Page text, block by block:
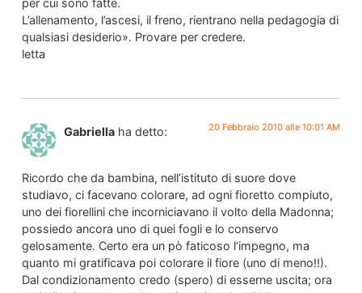
per cui sono fatte.
L’allenamento, l’ascesi, il freno, rientrano nella pedagogia di
qualsiasi desiderio». Provare per credere.
letta
Gabriella ha detto: 20 Febbraio 2010 alle 10:01 AM
Ricordo che da bambina, nell’istituto di suore dove
studiavo, ci facevano colorare, ad ogni fioretto compiuto,
uno dei fiorellini che incorniciavano il volto della Madonna;
possiedo ancora uno di quei fogli e lo conservo
gelosamente. Certo era un pò faticoso l’impegno, ma
quanto mi gratificava poi colorare il fiore (uno di meno!!).
Dal condizionamento credo (spero) di esserne uscita; ora